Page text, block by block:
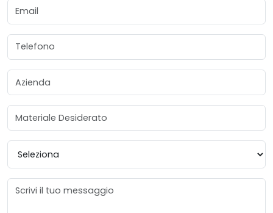
Email
Telefono
Azienda
Materiale Desiderato
Provincia
Messaggio